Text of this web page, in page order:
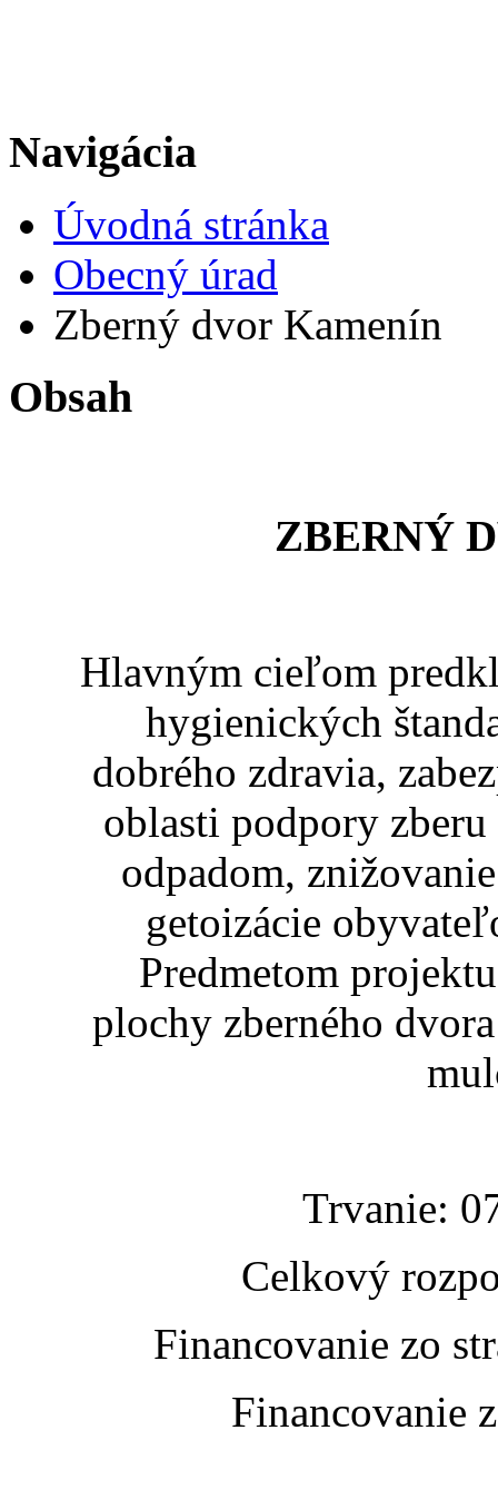
Navigácia
Úvodná stránka
Obecný úrad
Zberný dvor Kamenín
Obsah
ZBERNÝ
Hlavným cieľom
hygienických
dobrého zdravia,
oblasti podpory
odpadom,
getoizácie
Predmetom
plochy zberného
Trvanie:
Celkový
Financovanie zo
Financovanie